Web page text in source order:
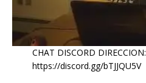
CHAT DISCORD DIRECCION:
https://discord.gg/bTJJQU5V